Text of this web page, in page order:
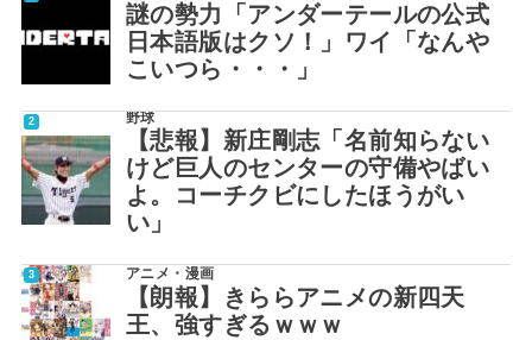
謎の勢力「アンダーテールの公式
日本語版はクソ！」ワイ「なんや
こいつら・・・」
野球
【悲報】新庄剛志「名前知らない
けど巨人のセンターの守備やばい
よ。コーチクビにしたほうがい
い」
アニメ・漫画
【朗報】きららアニメの新四天
王、強すぎるｗｗｗ